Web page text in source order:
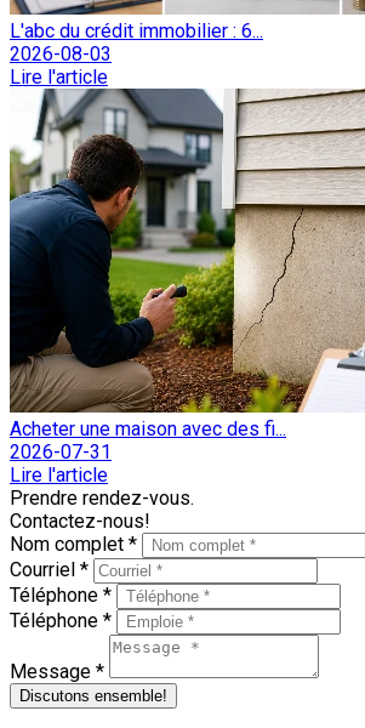
L'abc du crédit immobilier : 6...
2026-08-03
Lire l'article
Acheter une maison avec des fi...
2026-07-31
Lire l'article
Prendre rendez-vous.
Contactez-nous!
Nom complet *
Courriel *
Téléphone *
Téléphone *
Message *
Discutons ensemble!